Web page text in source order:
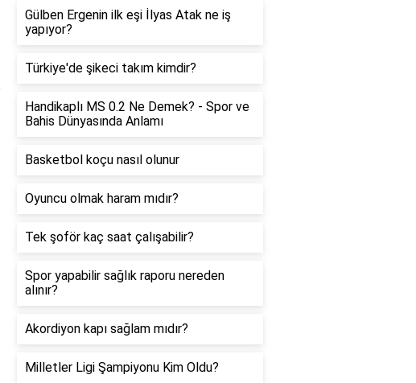
Gülben Ergenin ilk eşi İlyas Atak ne iş
yapıyor?
Türkiye'de şikeci takım kimdir?
Handikaplı MS 0.2 Ne Demek? - Spor ve
Bahis Dünyasında Anlamı
Basketbol koçu nasıl olunur
Oyuncu olmak haram mıdır?
Tek şoför kaç saat çalışabilir?
Spor yapabilir sağlık raporu nereden
alınır?
Akordiyon kapı sağlam mıdır?
Milletler Ligi Şampiyonu Kim Oldu?